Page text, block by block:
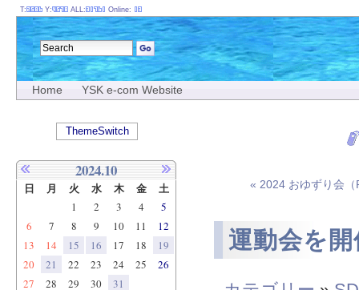
Home YSK e-com Website
« 2024 おゆずり会
運動会を
T: Y: ALL: Online:
ThemeSwitch
2024.10
日 月 火 水 木 金 土
1 2 3 4
5
6
7 8 9 10 11
12
13
14 15 16 17 18
19
20
21 22 23 24 25
26
27
28 29 30 31